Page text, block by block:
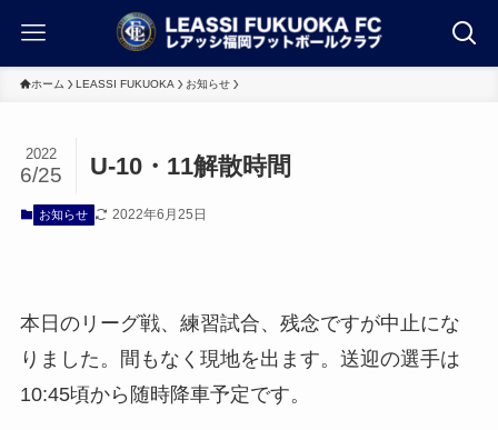
ホーム LEASSI FUKUOKA お知らせ
U-10・11解散時間
2022
6/25
お知らせ 2022年6月25日
本日のリーグ戦、練習試合、残念ですが中止にな
りました。間もなく現地を出ます。送迎の選手は
10:45頃から随時降車予定です。